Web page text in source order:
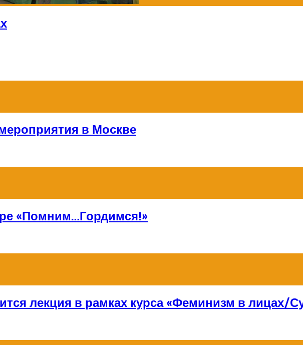
в Москве
«Помним…Гордимся!»
лекция в рамках курса «Феминизм в лицах/